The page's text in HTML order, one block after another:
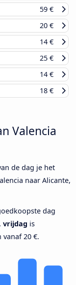
59 €
20 €
14 €
25 €
14 €
18 €
Valencia
de dag je het
naar Alicante,
dag
vrijdag is
20 €.